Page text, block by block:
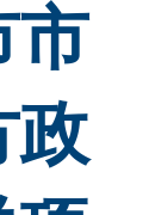
市
政